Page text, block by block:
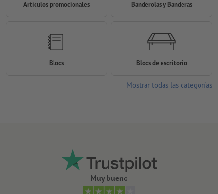
Muy bueno
Artículos promocionales Banderolas y Banderas
Blocs Blocs de escritorio
Mostrar todas las categorías